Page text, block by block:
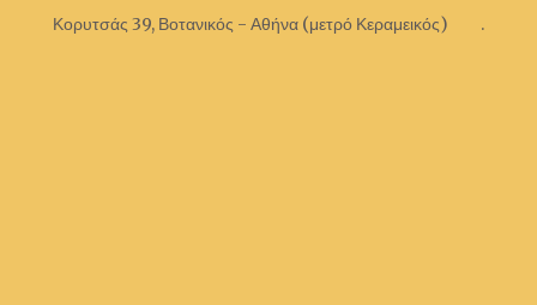
Κορυτσάς 39, Βοτανικός - Αθήνα (μετρό Κεραμεικός) .